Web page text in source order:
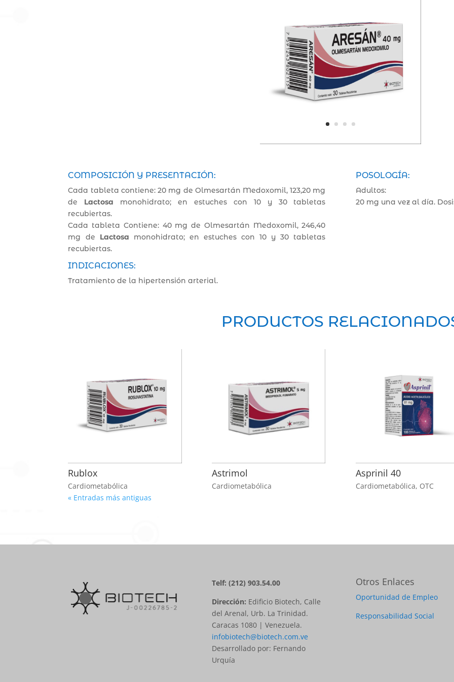
COMPOSICIÓN Y PRESENTACIÓN:
Cada tableta contiene: 20 mg de Olmesartán Medoxomil, 123,20 mg
de Lactosa monohidrato; en estuches con 10 y 30 tabletas
recubiertas.
Cada tableta Contiene: 40 mg de Olmesartán Medoxomil, 246,40
mg de Lactosa monohidrato; en estuches con 10 y 30 tabletas
recubiertas.
INDICACIONES:
Tratamiento de la hipertensión arterial.
POSOLOGÍA:
Adultos:
20 mg una vez al día.
PRODUCTOS
Rublox
Cardiometabólica
Astrimol
Cardiometabólica
Asprinil 40
Cardiometabólica, OTC
« Entradas más antiguas
Telf: (212) 903.54.00
Dirección: Edificio Biotech, Calle
del Arenal, Urb. La Trinidad.
Caracas 1080 | Venezuela.
infobiotech@biotech.com.ve
Desarrollado por: Fernando
Urquía
Otros Enlaces
Oportunidad de Empleo
Responsabilidad Social